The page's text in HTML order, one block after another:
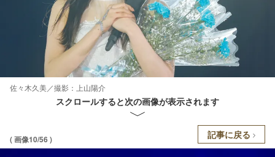
佐々木久美／撮影：上山陽介
スクロールすると次の画像が表示されます
( 画像10/56 ) 記事に戻る